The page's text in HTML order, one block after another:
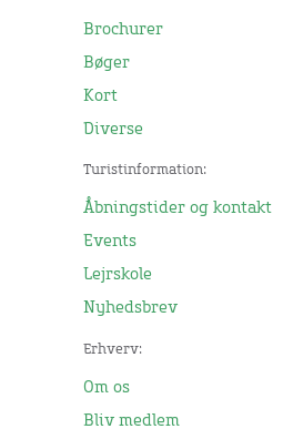
Brochurer
Bøger
Kort
Diverse
Turistinformation:
Åbningstider og kontakt
Events
Lejrskole
Nyhedsbrev
Erhverv:
Om os
Bliv medlem